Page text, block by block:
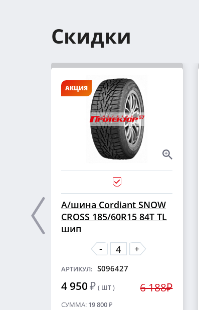
Скидки
АКЦИЯ
А/шина Cordiant SNOW
CROSS 185/60R15 84T TL
шип
-
+
АРТИКУЛ: S096427
4 950₽ ( ШТ ) 6 188₽
СУММА: 19 800₽